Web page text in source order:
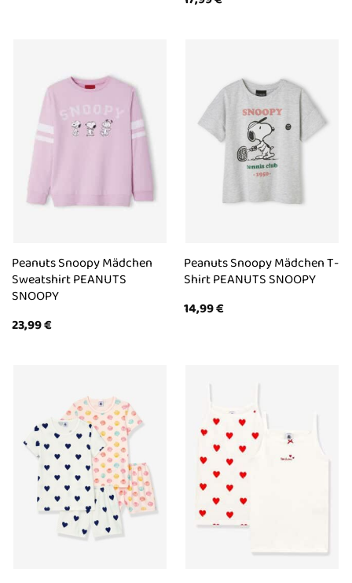
Peanuts Snoopy Mädchen
Sweatshirt PEANUTS
SNOOPY
23,99€
Peanuts Snoopy Mädchen T-
Shirt PEANUTS SNOOPY
14,99€